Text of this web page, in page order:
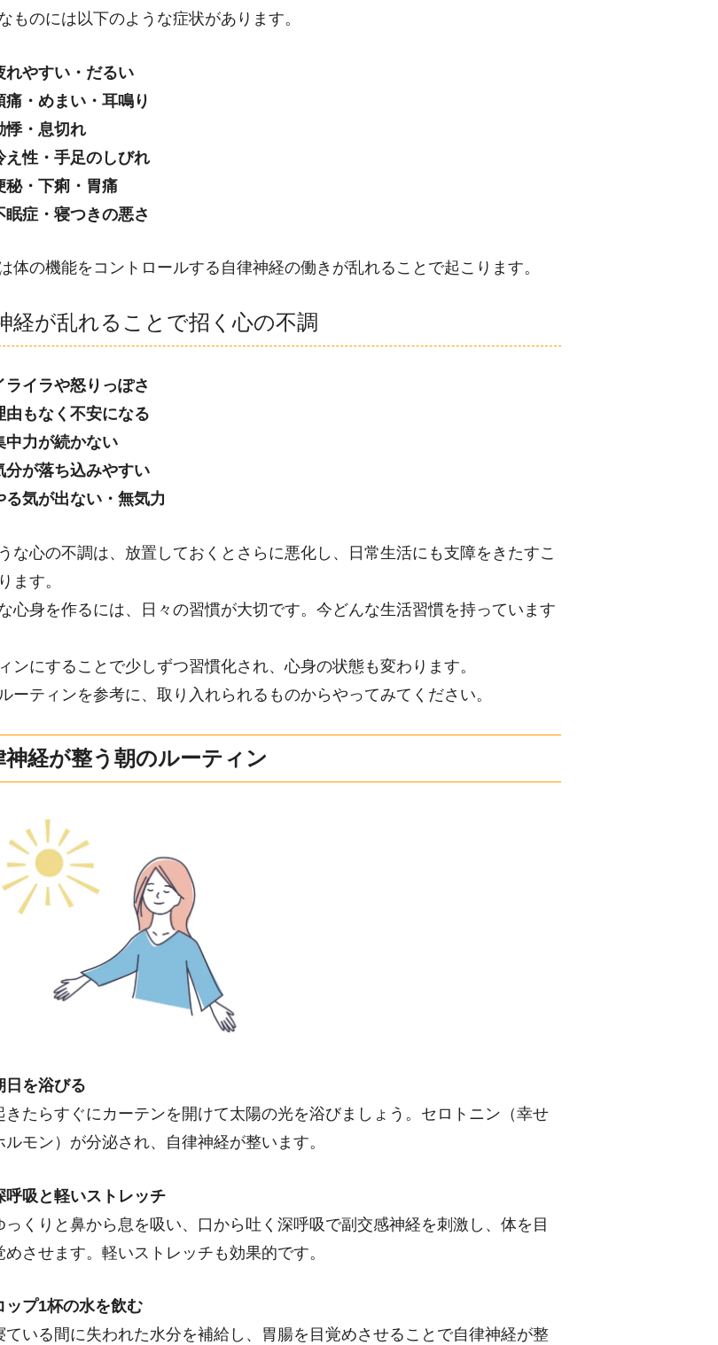
ものには以下のような症状があります。
れやすい・だるい
痛・めまい・耳鳴り
悸・息切れ
え性・手足のしびれ
秘・下痢・胃痛
眠症・寝つきの悪さ
体の機能をコントロールする自律神経の働きが乱れることで起こります。
経が乱れることで招く心の不調
ライラや怒りっぽさ
由もなく不安になる
中力が続かない
分が落ち込みやすい
る気が出ない・無気力
な心の不調は、放置しておくとさらに悪化し、日常生活にも支障をきたすこ
ます。
心身を作るには、日々の習慣が大切です。今どんな生活習慣を持っています
ンにすることで少しずつ習慣化され、心身の状態も変わります。
ーティンを参考に、取り入れられるものからやってみてください。
神経が整う朝のルーティン
日を浴びる
きたらすぐにカーテンを開けて太陽の光を浴びましょう。セロトニン（幸せ
ルモン）が分泌され、自律神経が整います。
呼吸と軽いストレッチ
っくりと鼻から息を吸い、口から吐く深呼吸で副交感神経を刺激し、体を目
めさせます。軽いストレッチも効果的です。
ップ1杯の水を飲む
ている間に失われた水分を補給し、胃腸を目覚めさせることで自律神経が整